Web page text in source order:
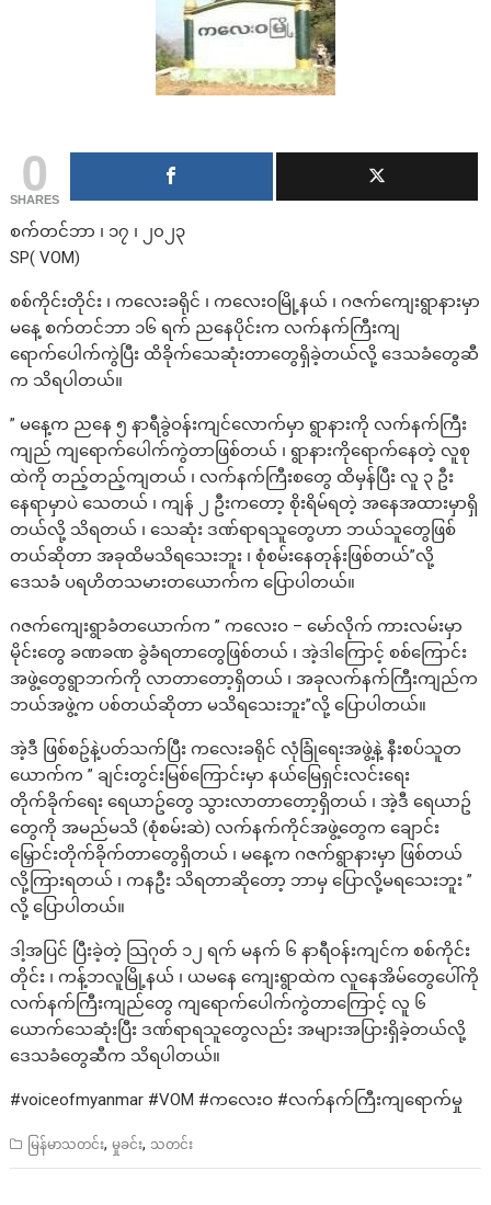
0
SHARES
စက်တင်ဘာ ၊ ၁၇ ၊ ၂၀၂၃
SP( VOM)
စစ်ကိုင်းတိုင်း ၊ ကလေးခရိုင် ၊ ကလေးဝမြို့နယ် ၊ ဂဇက်ကျေးရွာနားမှာ
မနေ့ စက်တင်ဘာ ၁၆ ရက် ညနေပိုင်းက လက်နက်ကြီးကျ
ရောက်ပေါက်ကွဲပြီး ထိခိုက်သေဆုံးတာတွေရှိခဲ့တယ်လို့ ဒေသခံတွေဆီ
က သိရပါတယ်။
” မနေ့က ညနေ ၅ နာရီခွဲဝန်းကျင်လောက်မှာ ရွာနားကို လက်နက်ကြီး
ကျည် ကျရောက်ပေါက်ကွဲတာဖြစ်တယ် ၊ ရွာနားကိုရောက်နေတဲ့ လူစု
ထဲကို တည့်တည့်ကျတယ် ၊ လက်နက်ကြီးစတွေ ထိမှန်ပြီး လူ ၃ ဦး
နေရာမှာပဲ သေတယ် ၊ ကျန် ၂ ဦးကတော့ စိုးရိမ်ရတဲ့ အနေအထားမှာရှိ
တယ်လို့ သိရတယ် ၊ သေဆုံး ဒဏ်ရာရသူတွေဟာ ဘယ်သူတွေဖြစ်
တယ်ဆိုတာ အခုထိမသိရသေးဘူး ၊ စုံစမ်းနေတုန်းဖြစ်တယ်”လို့
ဒေသခံ ပရဟိတသမားတယောက်က ပြောပါတယ်။
ဂဇက်ကျေးရွာခံတယောက်က ” ကလေးဝ – မော်လိုက် ကားလမ်းမှာ
မိုင်းတွေ ခဏခဏ ခွဲခံရတာတွေဖြစ်တယ် ၊ အဲ့ဒါကြောင့် စစ်ကြောင်း
အဖွဲ့တွေရွာဘက်ကို လာတာတော့ရှိတယ် ၊ အခုလက်နက်ကြီးကျည်က
ဘယ်အဖွဲ့က ပစ်တယ်ဆိုတာ မသိရသေးဘူး”လို့ ပြောပါတယ်။
အဲ့ဒီ ဖြစ်စဥ်နဲ့ပတ်သက်ပြီး ကလေးခရိုင် လုံခြုံရေးအဖွဲ့နဲ့ နီးစပ်သူတ
ယောက်က ” ချင်းတွင်းမြစ်ကြောင်းမှာ နယ်မြေရှင်းလင်းရေး
တိုက်ခိုက်ရေး ရေယာဥ်တွေ သွားလာတာတော့ရှိတယ် ၊ အဲ့ဒီ ရေယာဥ်
တွေကို အမည်မသိ (စုံစမ်းဆဲ) လက်နက်ကိုင်အဖွဲ့တွေက ချောင်း
မြှောင်းတိုက်ခိုက်တာတွေရှိတယ် ၊ မနေ့က ဂဇက်ရွာနားမှာ ဖြစ်တယ်
လို့ကြားရတယ် ၊ ကနဦး သိရတာဆိုတော့ ဘာမှ ပြောလို့မရသေးဘူး ”
လို့ ပြောပါတယ်။
ဒါ့အပြင် ပြီးခဲ့တဲ့ သြဂုတ် ၁၂ ရက် မနက် ၆ နာရီဝန်းကျင်က စစ်ကိုင်း
တိုင်း ၊ ကန့်ဘလူမြို့နယ် ၊ ယမနေ ကျေးရွာထဲက လူနေအိမ်တွေပေါ်ကို
လက်နက်ကြီးကျည်တွေ ကျရောက်ပေါက်ကွဲတာကြောင့် လူ ၆
ယောက်သေဆုံးပြီး ဒဏ်ရာရသူတွေလည်း အများအပြားရှိခဲ့တယ်လို့
ဒေသခံတွေဆီက သိရပါတယ်။
#voiceofmyanmar #VOM #ကလေးဝ #လက်နက်ကြီးကျရောက်မှု
မြန်မာသတင်း,မှုခင်း, သတင်း